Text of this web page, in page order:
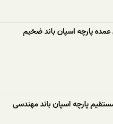
پارچه اسپان باند ضخیم
پارچه اسپان باند مهندسی